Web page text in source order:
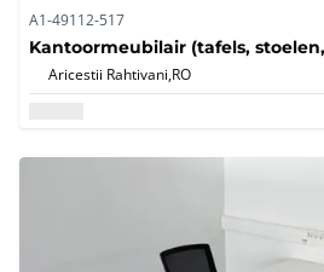
A1-49112-517
Kantoormeubilair (tafels,
Aricestii Rahtivani,RO